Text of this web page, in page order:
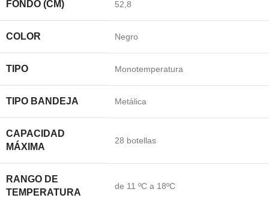
FONDO (CM) 52,8
COLOR Negro
TIPO Monotemperatura
TIPO BANDEJA Metálica
CAPACIDAD
MÁXIMA
28 botellas
RANGO DE
TEMPERATURA
de 11 ºC a 18ºC